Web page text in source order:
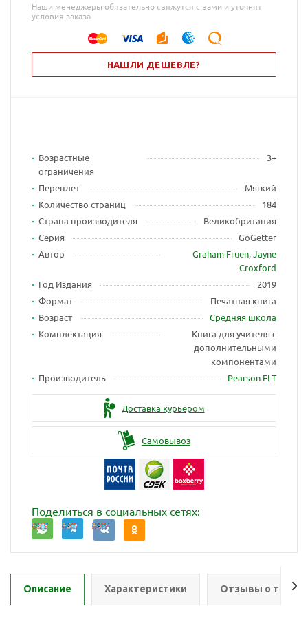
Наши менеджеры обязательно свяжутся с вами и уточнят
условия заказа
НАШЛИ ДЕШЕВЛЕ?
Возрастные
ограничения
3+
Переплет
Мягкий
Количество страниц
184
Страна производителя
Великобритания
Серия
GoGetter
Автор
Graham Fruen,Jayne
Croxford
Год Издания
2019
Формат
Печатная книга
Возраст
Средняя школа
Комплектация
Книга для учителя с
дополнительными
компонентами
Производитель
Pearson ELT
Доставка курьером
Самовывоз
Поделиться в социальных сетях:
Описание Характеристики Отзывы о